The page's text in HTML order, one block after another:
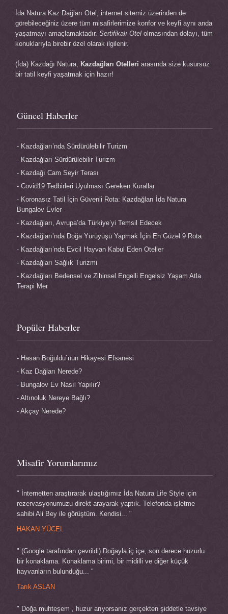
İda Natura Kaz Dağları Otel
, internet sitemiz üzerinden de
görebileceğiniz üzere tüm misafirlerimize konfor ve keyfi aynı anda
yaşatmayı amaçlamaktadır. Sertifikalı Otel olmasından dolayı, tüm
konuklarıyla birebir özel olarak ilgilenir.
(İda) Kazdağı Natura, Kazdağları Otelleri arasında size kusursuz
bir tatil keyfi yaşatmak için hazır!
Güncel Haberler
Kazdağları’nda Sürdürülebilir Turizm
Kazdağları Sürdürülebilir Turizm
Kazdağı Cam Seyir Terası
Covid19 Tedbirleri Uyulması Gereken Kurallar
Koronasız Tatil İçin Güvenli Rota: Kazdağları İda Natura
Bungalov Evler
Kazdağları, Avrupa’da Türkiye’yi Temsil Edecek
Kazdağları’nda Doğa Yürüyüşü Yapmak İçin En Güzel 9 Rota
Kazdağları’nda Evcil Hayvan Kabul Eden Oteller
Kazdağları Sağlık Turizmi
Kazdağları Bedensel ve Zihinsel Engelli Engelsiz Yaşam Atla
Terapi Mer
Popüler Haberler
Hasan Boğuldu`nun Hikayesi Efsanesi
Kaz Dağları Nerede?
Bungalov Ev Nasıl Yapılır?
Altınoluk Nereye Bağlı?
Akçay Nerede?
Misafir Yorumlarımız
" İnternetten araştırarak ulaştığımız İda Natura Life Style için
rezervasyonumuzu direkt arayarak yaptık. Telefonda işletme
sahibi Ali Bey ile görüştüm. Kendisi... "
HAKAN YÜCEL
" (Google tarafından çevrildi) Doğayla iç içe, son derece huzurlu
bir konaklama. Konaklama birimi, bir midilli ve diğer küçük
hayvanların bulunduğu... "
Tarık ASLAN
" Doğa muhteşem , huzur arıyorsanız gerçekten şiddetle tavsiye